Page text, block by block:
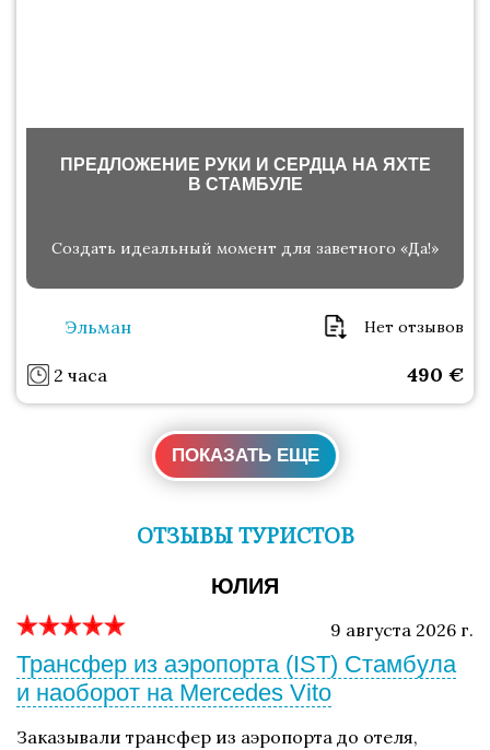
ПРЕДЛОЖЕНИЕ РУКИ И СЕРДЦА НА ЯХТЕ
В СТАМБУЛЕ
Создать идеальный момент для заветного «Да!»
Эльман Нет отзывов
2 часа 490 €
ПОКАЗАТЬ ЕЩЕ
ОТЗЫВЫ ТУРИСТОВ
ЮЛИЯ
9 августа 2026 г.
Трансфер из аэропорта (IST) Стамбула
и наоборот на Mercedes Vito
Заказывали трансфер из аэропорта до отеля,